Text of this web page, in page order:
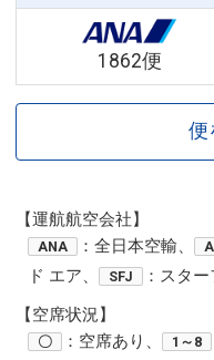
1862便
便
【運航航空会社】
ANA ：全日本空輸、
ド エア、
SFJ
：スタ
【空席状況】
〇 ：空席あり、 1～8